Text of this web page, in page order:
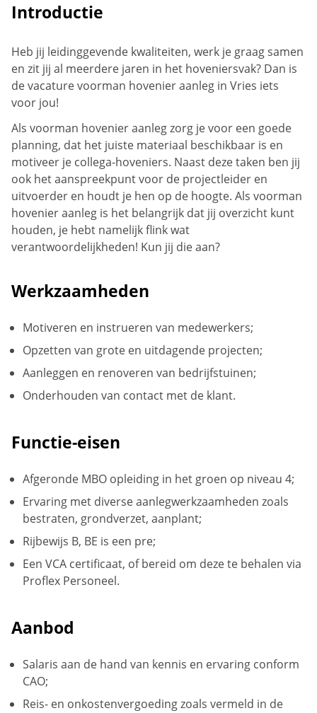
Introductie
Heb jij leidinggevende kwaliteiten, werk je graag samen
en zit jij al meerdere jaren in het hoveniersvak? Dan is
de vacature voorman hovenier aanleg in Vries iets
voor jou!
Als voorman hovenier aanleg zorg je voor een goede
planning, dat het juiste materiaal beschikbaar is en
motiveer je collega-hoveniers. Naast deze taken ben jij
ook het aanspreekpunt voor de projectleider en
uitvoerder en houdt je hen op de hoogte. Als voorman
hovenier aanleg is het belangrijk dat jij overzicht kunt
houden, je hebt namelijk flink wat
verantwoordelijkheden! Kun jij die aan?
Werkzaamheden
Motiveren en instrueren van medewerkers;
Opzetten van grote en uitdagende projecten;
Aanleggen en renoveren van bedrijfstuinen;
Onderhouden van contact met de klant.
Functie-eisen
Afgeronde MBO opleiding in het groen op niveau 4;
Ervaring met diverse aanlegwerkzaamheden zoals
bestraten, grondverzet, aanplant;
Rijbewijs B, BE is een pre;
Een VCA certificaat, of bereid om deze te behalen via
Proflex Personeel.
Aanbod
Salaris aan de hand van kennis en ervaring conform
CAO;
Reis- en onkostenvergoeding zoals vermeld in de